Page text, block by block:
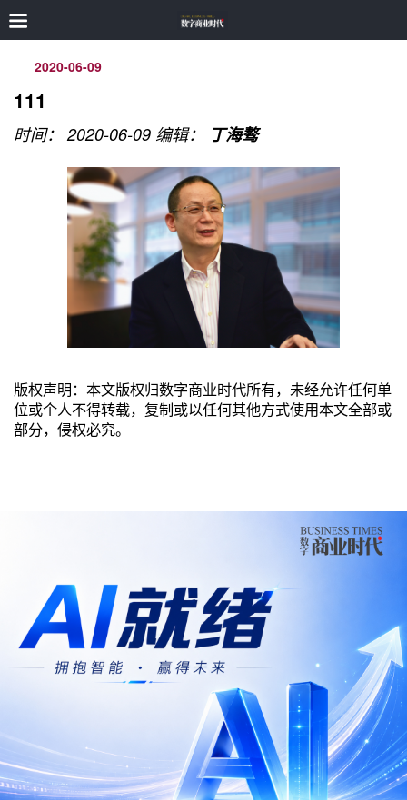
2020-06-09
111
时间： 2020-06-09 编辑： 丁海骜
版权声明：本文版权归数字商业时代所有，未经允许任何单
位或个人不得转载，复制或以任何其他方式使用本文全部或
部分，侵权必究。